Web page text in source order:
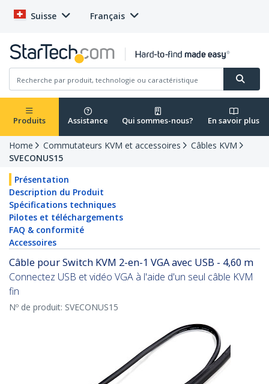
Suisse Français
Produits Assistance Qui sommes-nous? En savoir plus
Home Commutateurs KVM et accessoires
Câbles KVM
SVECONUS15
Présentation
Description du Produit
Spécifications techniques
Pilotes et téléchargements
FAQ & conformité
Accessoires
Câble pour Switch KVM 2-en-1 VGA avec USB - 4,60 m
Connectez USB et vidéo VGA à l'aide d'un seul câble KVM
fin
Nº de produit: SVECONUS15